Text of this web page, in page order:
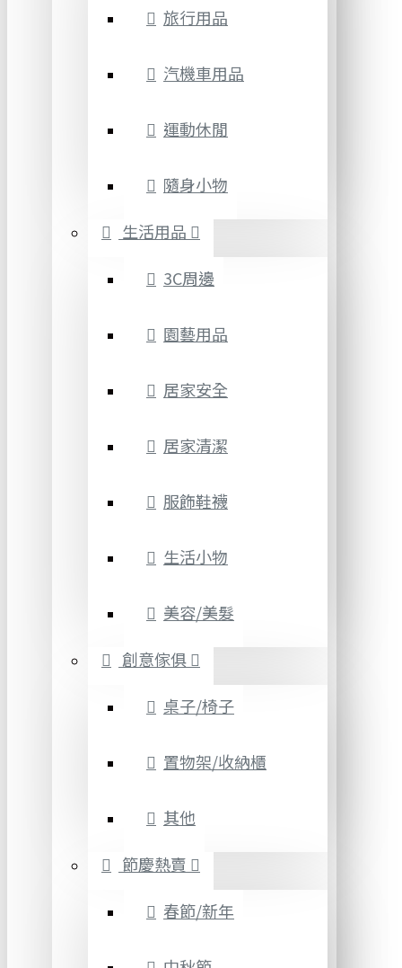
旅行用品
汽機車用品
運動休閒
隨身小物
生活用品
3C周邊
園藝用品
居家安全
居家清潔
服飾鞋襪
生活小物
美容/美髮
創意傢俱
桌子/椅子
置物架/收納櫃
其他
節慶熱賣
春節/新年